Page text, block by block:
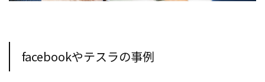
facebookやテスラの事例